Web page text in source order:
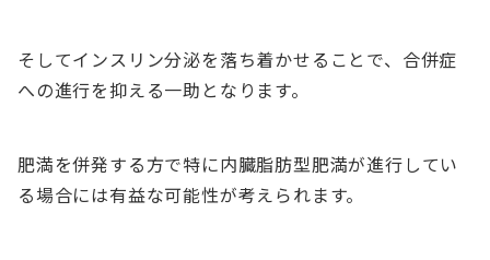
そしてインスリン分泌を落ち着かせることで、合併症
への進行を抑える一助となります。
肥満を併発する方で特に内臓脂肪型肥満が進行してい
る場合には有益な可能性が考えられます。